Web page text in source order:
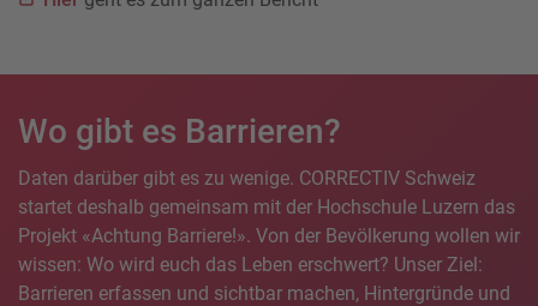
Wo gibt es Barrieren?
Daten darüber gibt es zu wenige. CORRECTIV Schweiz
startet deshalb gemeinsam mit der Hochschule Luzern das
Projekt «Achtung Barriere!». Von der Bevölkerung wollen wir
wissen: Wo wird euch das Leben erschwert? Unser Ziel:
Barrieren erfassen und sichtbar machen, Hintergründe und